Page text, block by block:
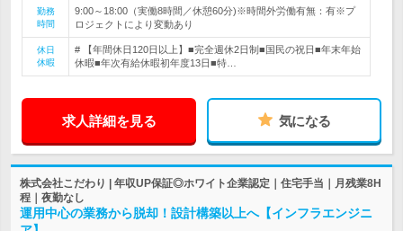
勤務
時間
9:00～18:00（実働8時間／休憩60分)※時間外労働有無：有※プ
ロジェクトにより変動あり
休日
休暇
# 【年間休日120日以上】■完全週休2日制■国民の祝日■年末年始
休暇■年次有給休暇初年度13日■特…
求人詳細を見る 気になる
株式会社こだわり | 年収UP保証◎ホワイト企業認定｜住宅手当｜月残業8H
程｜夜勤なし
運用中心の業務から脱却！設計構築以上へ【インフラエンジニ